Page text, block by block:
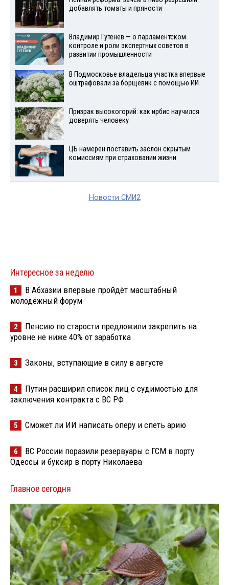
добавлять томаты и пряности
Владимир Гутенев — о парламентском
контроле и роли экспертных советов в
развитии промышленности
В Подмосковье владельца участка впервые
оштрафовали за борщевик с помощью ИИ
Призрак высокогорий: как ирбис научился
доверять человеку
ЦБ намерен поставить заслон скрытым
комиссиям при страховании жизни
Новости СМИ2
Интересное за неделю
1
В Абхазии впервые пройдёт масштабный
молодёжный форум
2
Пенсию по старости предложили закрепить на
уровне не ниже 40% от заработка
3 Законы, вступающие в силу в августе
4
Путин расширил список лиц с судимостью для
заключения контракта с ВС РФ
5 Сможет ли ИИ написать оперу и спеть арию
6
ВС России поразили резервуары с ГСМ в порту
Одессы и буксир в порту Николаева
Главное сегодня